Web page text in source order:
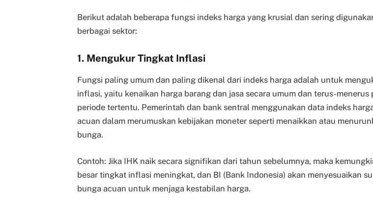
Berikut adalah beberapa fungsi indeks harga yang krusial dan sering
berbagai sektor:
1. Mengukur Tingkat Inflasi
Fungsi paling umum dan paling dikenal dari indeks harga adalah untuk
inflasi, yaitu kenaikan harga barang dan jasa secara umum dan terus-menerus
periode tertentu. Pemerintah dan bank sentral menggunakan data indeks
acuan dalam merumuskan kebijakan moneter seperti menaikkan atau
bunga.
Contoh: Jika IHK naik secara signifikan dari tahun sebelumnya, maka
besar tingkat inflasi meningkat, dan BI (Bank Indonesia) akan menyesuaikan
bunga acuan untuk menjaga kestabilan harga.